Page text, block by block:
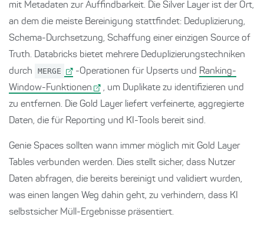
mit Metadaten zur Auffindbarkeit. Die Silver Layer ist der Ort,
an dem die meiste Bereinigung stattfindet: Deduplizierung,
Schema-Durchsetzung, Schaffung einer einzigen Source of
Truth. Databricks bietet mehrere Deduplizierungstechniken
durch
MERGE -Operationen für Upserts und Ranking-
Window-Funktionen
, um Duplikate zu identifizieren und
zu entfernen. Die Gold Layer liefert verfeinerte, aggregierte
Daten, die für Reporting und KI-Tools bereit sind.
Genie Spaces sollten wann immer möglich mit Gold Layer
Tables verbunden werden. Dies stellt sicher, dass Nutzer
Daten abfragen, die bereits bereinigt und validiert wurden,
was einen langen Weg dahin geht, zu verhindern, dass KI
selbstsicher Müll-Ergebnisse präsentiert.